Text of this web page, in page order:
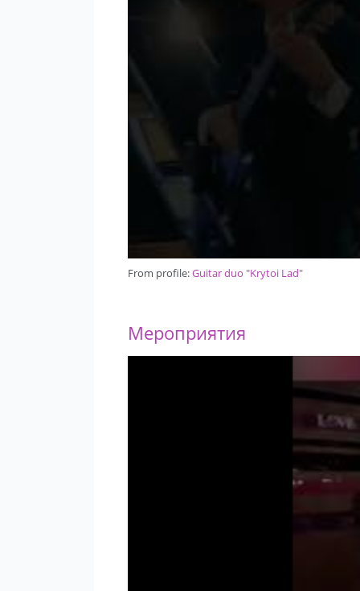
From profile:Guitar duo "Krytoi Lad"
Мероприятия